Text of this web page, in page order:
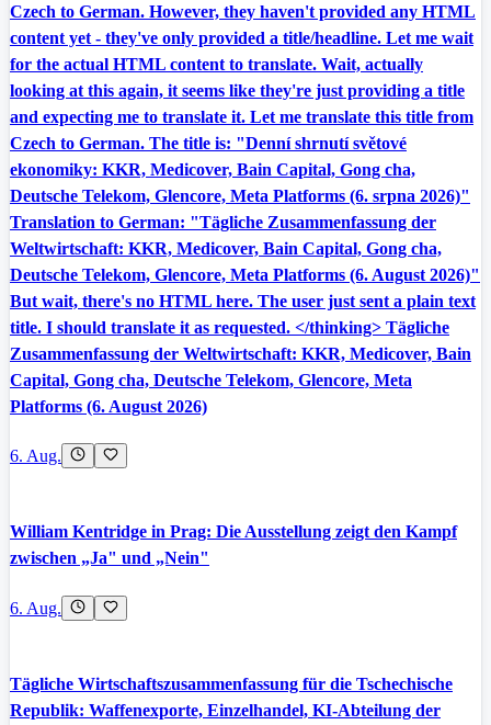
Czech to German. However, they haven't provided any HTML
content yet - they've only provided a title/headline. Let me wait
for the actual HTML content to translate. Wait, actually
looking at this again, it seems like they're just providing a title
and expecting me to translate it. Let me translate this title from
Czech to German. The title is: "Denní shrnutí světové
ekonomiky: KKR, Medicover, Bain Capital, Gong cha,
Deutsche Telekom, Glencore, Meta Platforms (6. srpna 2026)"
Translation to German: "Tägliche Zusammenfassung der
Weltwirtschaft: KKR, Medicover, Bain Capital, Gong cha,
Deutsche Telekom, Glencore, Meta Platforms (6. August 2026)"
But wait, there's no HTML here. The user just sent a plain text
title. I should translate it as requested. </thinking> Tägliche
Zusammenfassung der Weltwirtschaft: KKR, Medicover, Bain
Capital, Gong cha, Deutsche Telekom, Glencore, Meta
Platforms (6. August 2026)
6. Aug.
William Kentridge in Prag: Die Ausstellung zeigt den Kampf
zwischen „Ja" und „Nein"
6. Aug.
Tägliche Wirtschaftszusammenfassung für die Tschechische
Republik: Waffenexporte, Einzelhandel, KI-Abteilung der